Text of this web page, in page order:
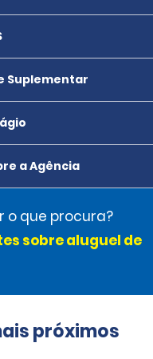
Suplementar
a Agência
o que procura?
sobre aluguel de
próximos